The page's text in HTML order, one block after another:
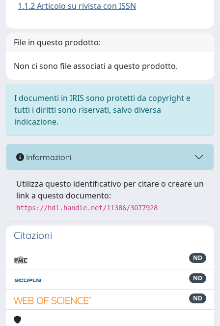
1.1.2 Articolo su rivista con ISSN
File in questo prodotto:
Non ci sono file associati a questo prodotto.
I documenti in IRIS sono protetti da copyright e
tutti i diritti sono riservati, salvo diversa
indicazione.
Informazioni
Utilizza questo identificativo per citare o creare un
link a questo documento:
https://hdl.handle.net/11386/3077928
Citazioni
ND
ND
ND